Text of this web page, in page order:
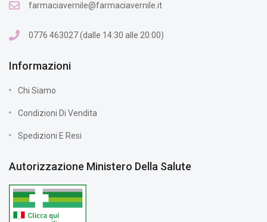
farmaciavernile@farmaciavernile.it
0776 463027 (dalle 14:30 alle 20:00)
Informazioni
Chi Siamo
Condizioni Di Vendita
Spedizioni E Resi
Autorizzazione Ministero Della Salute